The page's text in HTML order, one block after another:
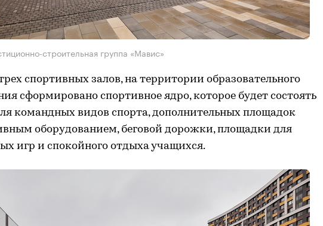
строительная группа «Мавис»
спортивных залов, на территории образовательного
сформировано спортивное ядро, которое будет состоять
командных видов спорта, дополнительных площадок
оборудованием, беговой дорожки, площадки для
игр и спокойного отдыха учащихся.